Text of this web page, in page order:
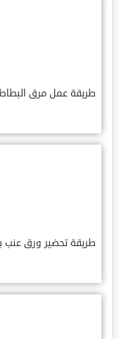
طريقة عمل مرق
طريقة تحضير ورق عنب